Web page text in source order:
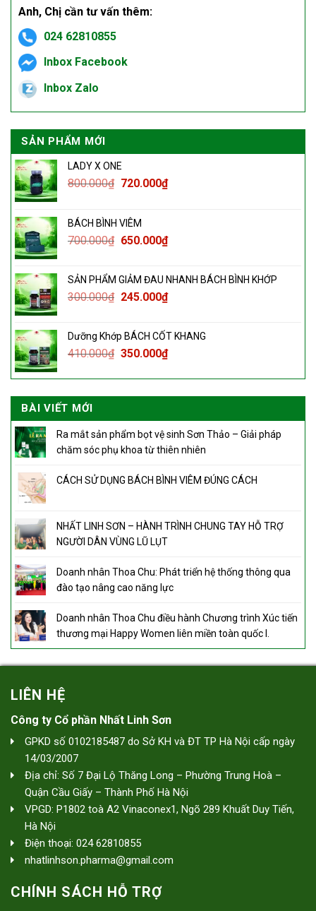
Anh, Chị cần tư vấn thêm:
024 62810855
Inbox Facebook
Inbox Zalo
SẢN PHẨM MỚI
LADY X ONE
800.000₫ 720.000₫
BÁCH BÌNH VIÊM
700.000₫ 650.000₫
SẢN PHẨM GIẢM ĐAU NHANH BÁCH BÌNH KHỚP
300.000₫ 245.000₫
Dưỡng Khớp BÁCH CỐT KHANG
410.000₫ 350.000₫
BÀI VIẾT MỚI
Ra mắt sản phẩm bọt vệ sinh Sơn Thảo – Giải pháp
chăm sóc phụ khoa từ thiên nhiên
CÁCH SỬ DỤNG BÁCH BÌNH VIÊM ĐÚNG CÁCH
NHẤT LINH SƠN – HÀNH TRÌNH CHUNG TAY HỖ TRỢ
NGƯỜI DÂN VÙNG LŨ LỤT
Doanh nhân Thoa Chu: Phát triển hệ thống thông qua
đào tạo nâng cao năng lực
Doanh nhân Thoa Chu điều hành Chương trình Xúc tiến
thương mại Happy Women liên miền toàn quốc I.
LIÊN HỆ
Công ty Cổ phần Nhất Linh Sơn
GPKD số 0102185487 do Sở KH và ĐT TP Hà Nội cấp ngày
14/03/2007
Địa chỉ: Số 7 Đại Lộ Thăng Long – Phường Trung Hoà –
Quận Cầu Giấy – Thành Phố Hà Nội
VPGD: P1802 toà A2 Vinaconex1, Ngõ 289 Khuất Duy Tiến,
Hà Nội
Điện thoại: 024 62810855
nhatlinhson.pharma@gmail.com
CHÍNH SÁCH HỖ TRỢ